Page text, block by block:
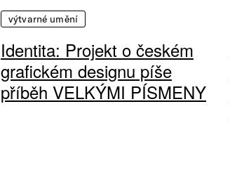
výtvarné umění
Identita: Projekt o českém
grafickém designu píše
příběh VELKÝMI PÍSMENY